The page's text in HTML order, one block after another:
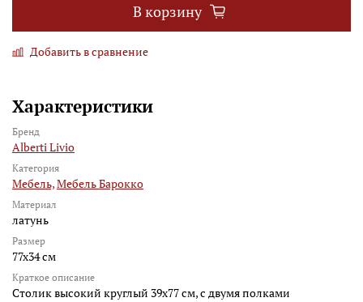
В корзину
Добавить в сравнение
Характеристики
Бренд
Alberti Livio
Категория
Мебель,Мебель Барокко
Материал
латунь
Размер
77x34 см
Краткое описание
Столик высокий круглый 39х77 см, с двумя полками